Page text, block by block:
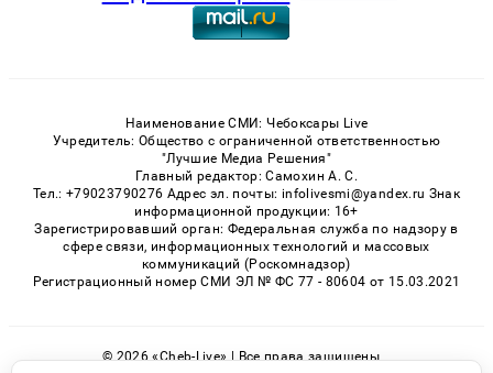
Наименование СМИ: Чебоксары Live
Учредитель: Общество с ограниченной ответственностью
"Лучшие Медиа Решения"
Главный редактор: Самохин А. С.
Тел.: +79023790276 Адрес эл. почты: infolivesmi@yandex.ru Знак
информационной продукции: 16+
Зарегистрировавший орган: Федеральная служба по надзору в
сфере связи, информационных технологий и массовых
коммуникаций (Роскомнадзор)
Регистрационный номер СМИ ЭЛ № ФС 77 - 80604 от 15.03.2021
© 2026 «Cheb-Live» | Все права защищены